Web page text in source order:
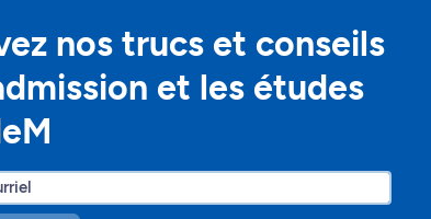
nos trucs et conseils
et les études